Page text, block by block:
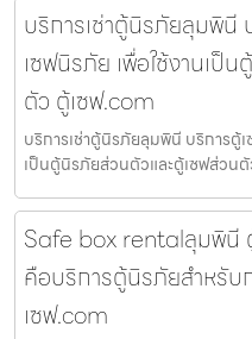
บริการเช่าตู้นิรภัยลุมพินี
เซฟนิรภัย เพื่อใช้งานเป็
ตัว ตู้เซฟ.com
บริการเช่าตู้นิรภัยลุมพินี บริการตู้เ
เป็นตู้นิรภัยส่วนตัวและตู้เซฟส่วนตั
Safe box rentalลุมพินี ตู้
คือบริการตู้นิรภัยสำหรับ
เซฟ.com